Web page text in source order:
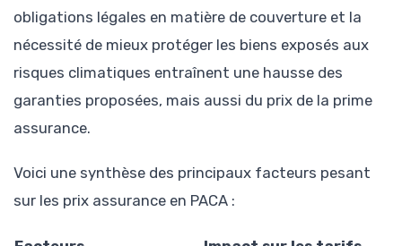
obligations légales en matière de couverture et la
nécessité de mieux protéger les biens exposés aux
risques climatiques entraînent une hausse des
garanties proposées, mais aussi du prix de la prime
assurance.
Voici une synthèse des principaux facteurs pesant
sur les prix assurance en PACA :